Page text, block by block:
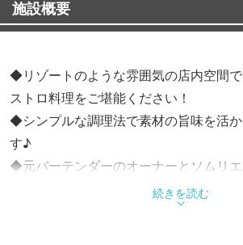
施設概要
◆リゾートのような雰囲気の店内空間
ストロ料理をご堪能ください！
◆シンプルな調理法で素材の旨味を活
す♪
◆元バーテンダーのオーナーとソムリエ
ウイスキー等各種ドリンクが楽しめるお
続きを読む